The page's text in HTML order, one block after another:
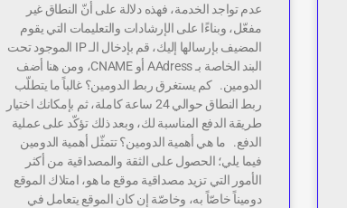
عدم تواجد الخدمة، فهذه دلالة على أنّ النطاق غير
مفعّل، وبناءًا على الإرشادات والتعليمات التي يقوم
المضيف بإرسالها إليك، قم بإدخال الـ IP الموجود تحت
البند الخاصة بـ AAdress أو CNAME، ومن هنا أضف
الدومين. كم يستغرق ربط الدومين؟ غالباً ما يتطلّب
ربط النطاق حوالي 24 ساعة كاملة، ثم بإمكانك اختيار
طريقة الدفع المناسبة لك، وبعد ذلك تؤكّد على عملية
الدفع. ما هي أهمية الدومين؟ تتمثّل أهمية الدومين
فيما يلي؛ الحصول على الثقة والمصداقية من أكثر
الأمور التي تزيد مصداقية موقع ما هو، امتلاك الموقع
دوميناً خاصّاً به، وخاصّة إن كان الموقع يتعامل في